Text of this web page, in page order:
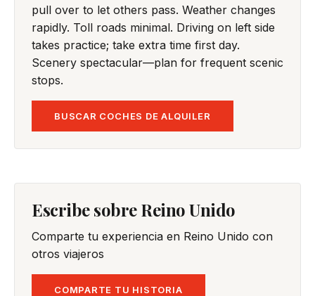
pull over to let others pass. Weather changes
rapidly. Toll roads minimal. Driving on left side
takes practice; take extra time first day.
Scenery spectacular—plan for frequent scenic
stops.
BUSCAR COCHES DE ALQUILER
Escribe sobre Reino Unido
Comparte tu experiencia en Reino Unido con
otros viajeros
COMPARTE TU HISTORIA